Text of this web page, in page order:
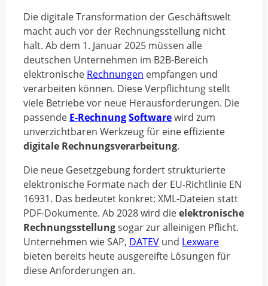
Die digitale Transformation der Geschäftswelt
macht auch vor der Rechnungsstellung nicht
halt. Ab dem 1. Januar 2025 müssen alle
deutschen Unternehmen im B2B-Bereich
elektronische Rechnungen empfangen und
verarbeiten können. Diese Verpflichtung stellt
viele Betriebe vor neue Herausforderungen. Die
passende E-RechnungSoftwarewird zum
unverzichtbaren Werkzeug für eine effiziente
digitale Rechnungsverarbeitung.
Die neue Gesetzgebung fordert strukturierte
elektronische Formate nach der EU-Richtlinie EN
16931. Das bedeutet konkret: XML-Dateien statt
PDF-Dokumente. Ab 2028 wird dieelektronische
Rechnungsstellungsogar zur alleinigen Pflicht.
Unternehmen wie SAP, DATEV und Lexware
bieten bereits heute ausgereifte Lösungen für
diese Anforderungen an.